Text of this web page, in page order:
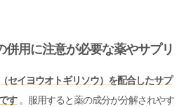
併用に注意が必要な薬やサプリ
セイヨウオトギリソウ）を配合したサプ
す。服用すると薬の成分が分解されやす